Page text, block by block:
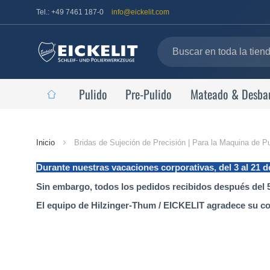
Tel.: +49 7461 187-0 info@eickelit.com
inicio
Pulido Pre-Pulido Mateado &
Inicio Bridas de Sujeción de Precisión | Para la Maquina de
Durante nuestras vacaciones corporativas, del 3 al 21
Sin embargo, todos los pedidos recibidos después del
El equipo de Hilzinger-Thum / EICKELIT agradece su